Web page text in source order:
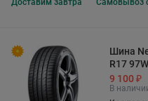
Доставим завтра Самовывоз
Шина
R17
9 100 ₽
В